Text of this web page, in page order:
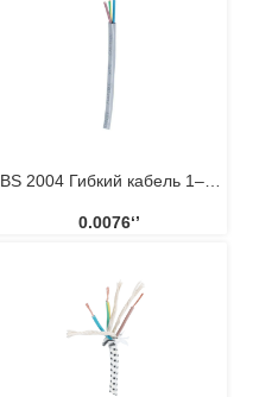
BS 2004 Гибкий кабель 1–4
0.0076‘’